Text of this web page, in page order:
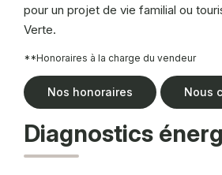
pour un projet de vie familial ou
Verte.
**Honoraires à la charge du vendeur
Nos honoraires Nous
Diagnostics